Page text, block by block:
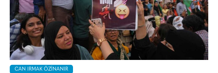
CAN IRMAK ÖZINANIR